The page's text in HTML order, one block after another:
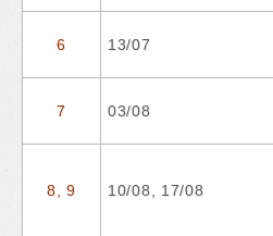
6 13/07
7 03/08
8, 9 10/08, 17/08